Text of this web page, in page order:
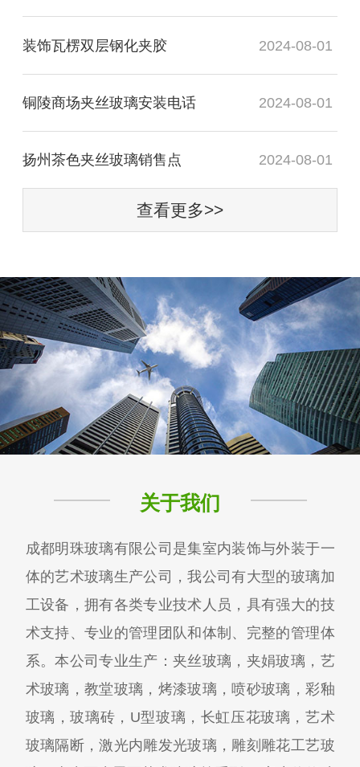
装饰瓦楞双层钢化夹胶 2024-08-01
铜陵商场夹丝玻璃安装电话 2024-08-01
扬州茶色夹丝玻璃销售点 2024-08-01
查看更多>>
关于我们
成都明珠玻璃有限公司是集室内装饰与外装于一
体的艺术玻璃生产公司，我公司有大型的玻璃加
工设备，拥有各类专业技术人员，具有强大的技
术支持、专业的管理团队和体制、完整的管理体
系。本公司专业生产：夹丝玻璃，夹娟玻璃，艺
术玻璃，教堂玻璃，烤漆玻璃，喷砂玻璃，彩釉
玻璃，玻璃砖，U型玻璃，长虹压花玻璃，艺术
玻璃隔断，激光内雕发光玻璃，雕刻雕花工艺玻